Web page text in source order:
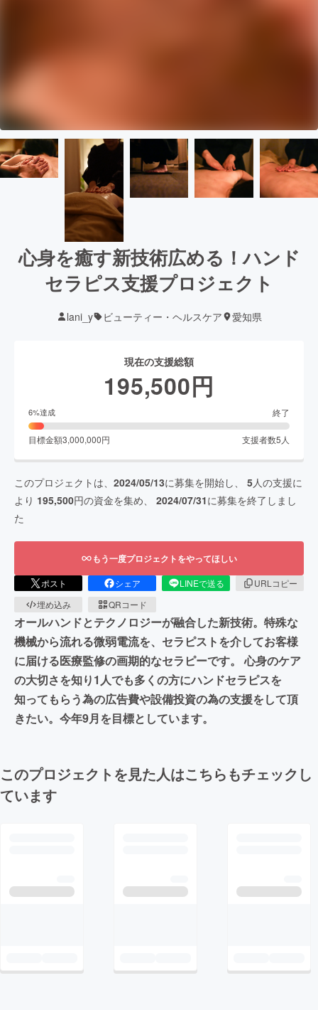
心身を癒す新技術広める！ハンド
セラピス支援プロジェクト
lani_y ビューティー・ヘルスケア 愛知県
現在の支援総額
195,500円
6%達成 終了
目標金額3,000,000円 支援者数5 人
このプロジェクトは、 2024/05/13に募集を開始し、 5人の支援に
より 195,500円の資金を集め、 2024/07/31に募集を終了しまし
た
もう一度プロジェクトをやってほしい
ポスト シェア LINEで送る
URLコピー
埋め込み
QRコード
オールハンドとテクノロジーが融合した新技術。特殊な
機械から流れる微弱電流を、セラピストを介してお客様
に届ける医療監修の画期的なセラピーです。 心身のケア
の大切さを知り1人でも多くの方にハンドセラピスを
知ってもらう為の広告費や設備投資の為の支援をして頂
きたい。今年9月を目標としています。
このプロジェクトを見た人はこちらもチェックし
ています